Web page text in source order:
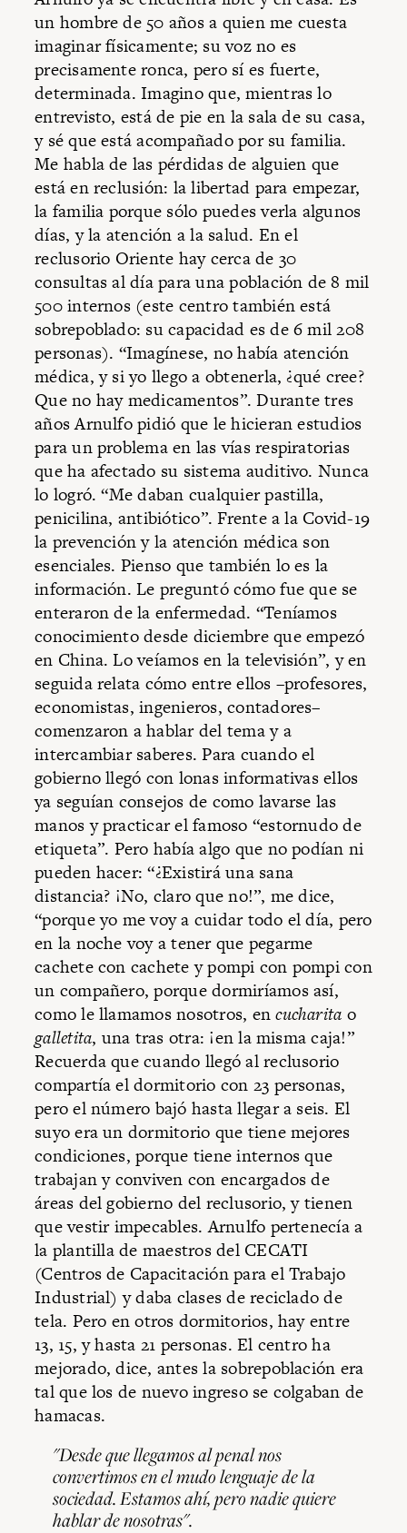
un hombre de 50 años a quien me cuesta
imaginar físicamente; su voz no es
precisamente ronca, pero sí es fuerte,
determinada. Imagino que, mientras lo
entrevisto, está de pie en la sala de su casa,
y sé que está acompañado por su familia.
Me habla de las pérdidas de alguien que
está en reclusión: la libertad para empezar,
la familia porque sólo puedes verla algunos
días, y la atención a la salud. En el
reclusorio Oriente hay cerca de 30
consultas al día para una población de 8 mil
500 internos (este centro también está
sobrepoblado: su capacidad es de 6 mil 208
personas). “Imagínese, no había atención
médica, y si yo llego a obtenerla, ¿qué cree?
Que no hay medicamentos”. Durante tres
años Arnulfo pidió que le hicieran estudios
para un problema en las vías respiratorias
que ha afectado su sistema auditivo. Nunca
lo logró. “Me daban cualquier pastilla,
penicilina, antibiótico”. Frente a la Covid-19
la prevención y la atención médica son
esenciales. Pienso que también lo es la
información. Le preguntó cómo fue que se
enteraron de la enfermedad. “Teníamos
conocimiento desde diciembre que empezó
en China. Lo veíamos en la televisión”, y en
seguida relata cómo entre ellos –profesores,
economistas, ingenieros, contadores–
comenzaron a hablar del tema y a
intercambiar saberes. Para cuando el
gobierno llegó con lonas informativas ellos
ya seguían consejos de como lavarse las
manos y practicar el famoso “estornudo de
etiqueta”. Pero había algo que no podían ni
pueden hacer: “¿Existirá una sana
distancia? ¡No, claro que no!”, me dice,
“porque yo me voy a cuidar todo el día, pero
en la noche voy a tener que pegarme
cachete con cachete y pompi con pompi con
un compañero, porque dormiríamos así,
como le llamamos nosotros, encucharita o
galletita, una tras otra: ¡en la misma caja!”
Recuerda que cuando llegó al reclusorio
compartía el dormitorio con 23 personas,
pero el número bajó hasta llegar a seis. El
suyo era un dormitorio que tiene mejores
condiciones, porque tiene internos que
trabajan y conviven con encargados de
áreas del gobierno del reclusorio, y tienen
que vestir impecables. Arnulfo pertenecía a
la plantilla de maestros del CECATI
(Centros de Capacitación para el Trabajo
Industrial) y daba clases de reciclado de
tela. Pero en otros dormitorios, hay entre
13, 15, y hasta 21 personas. El centro ha
mejorado, dice, antes la sobrepoblación era
tal que los de nuevo ingreso se colgaban de
hamacas.
"Desde que llegamos al penal nos
convertimos en el mudo lenguaje de la
sociedad. Estamos ahí, pero nadie quiere
hablar de nosotras".